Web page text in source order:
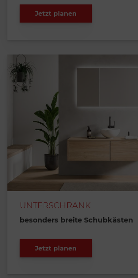
Jetzt planen
UNTERSCHRANK
besonders breite Schubkästen
Jetzt planen